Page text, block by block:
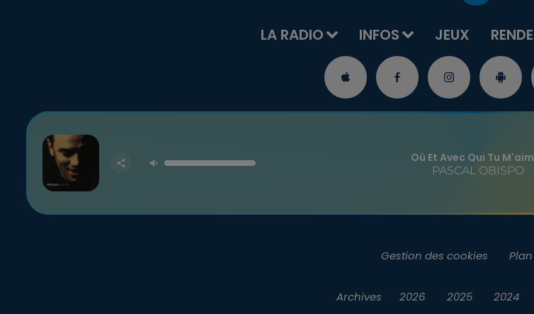
LA RADIO INFOS JEUX
Où Et Avec Qui Tu
PASCAL OBISPO
Gestion des cookies
Archives 2026 2025 2024